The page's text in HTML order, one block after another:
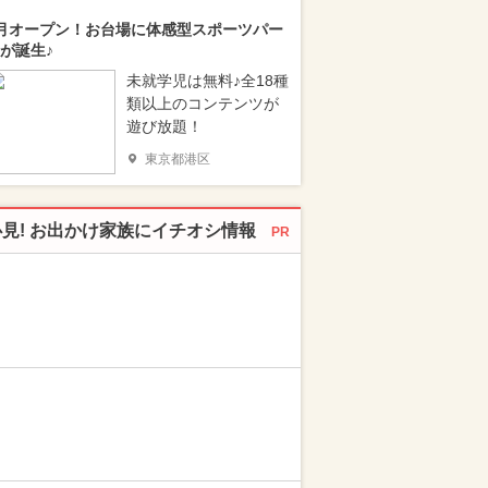
オープン！お台場に体感型スポーツパー
誕生♪
未就学児は無料♪全18種
類以上のコンテンツが
遊び放題！
東京都港区
! お出かけ家族にイチオシ情報 PR